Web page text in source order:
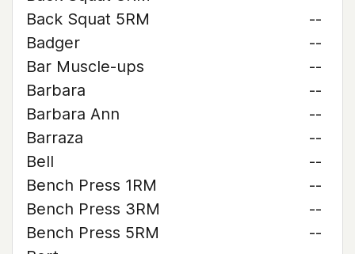
Back Squat 5RM
--
Badger
--
Bar Muscle-ups
--
Barbara
--
Barbara Ann
--
Barraza
--
Bell
--
Bench Press 1RM
--
Bench Press 3RM
--
Bench Press 5RM
--